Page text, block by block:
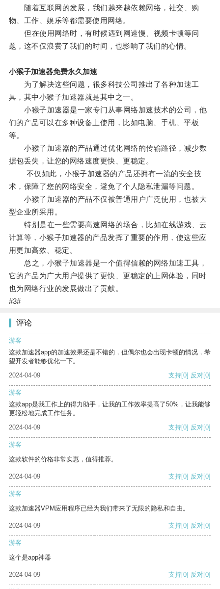
随着互联网的发展，我们越来越依赖网络，社交、购
物、工作、娱乐等都需要使用网络。
但在使用网络时，有时候遇到网速慢、视频卡顿等问
题，这不仅浪费了我们的时间，也影响了我们的心情。
小猴子加速器免费永久加速
为了解决这些问题，很多科技公司推出了各种加速工
具，其中小猴子加速器就是其中之一。
小猴子加速器是一家专门从事网络加速技术的公司，他
们的产品可以在多种设备上使用，比如电脑、手机、平板
等。
小猴子加速器的产品通过优化网络的传输路径，减少数
据包丢失，让您的网络速度更快、更稳定。
不仅如此，小猴子加速器的产品还拥有一流的安全技
术，保障了您的网络安全，避免了个人隐私泄漏等问题。
小猴子加速器的产品不仅被普通用户广泛使用，也被大
型企业所采用。
特别是在一些需要高速网络的场合，比如在线游戏、云
计算等，小猴子加速器的产品发挥了重要的作用，使这些应
用更加高效、稳定。
总之，小猴子加速器是一个值得信赖的网络加速工具，
它的产品为广大用户提供了更快、更稳定的上网体验，同时
也为网络行业的发展做出了贡献。
#3#
评论
游客
这款加速器app的加速效果还是不错的，但偶尔也会出现卡顿的情况，希
望开发者能够优化一下。
2024-04-09
支持[0] 反对[0]
游客
这款app是我工作上的得力助手，让我的工作效率提高了50%，让我能够
更轻松地完成工作任务。
2024-04-09
支持[0] 反对[0]
游客
这款软件的价格非常实惠，值得推荐。
2024-04-09 支持[0] 反对[0]
游客
这款加速器VPM应用程序已经为我们带来了无限的隐私和自由。
2024-04-09 支持[0] 反对[0]
游客
这个是app神器
2024-04-09 支持[0] 反对[0]